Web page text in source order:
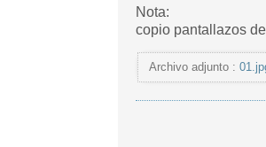
Nota:
copio pantallazos
Archivo adjunto :